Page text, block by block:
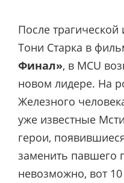
После
Тони Старка в
Финал», в MCU
новом лидере. На
Железного
уже известные
герои,
заменить павшего
невозможно, вот